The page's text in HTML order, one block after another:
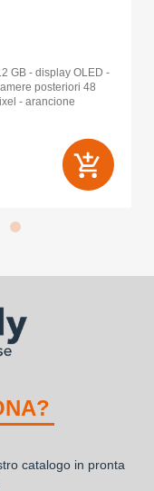
GB - display OLED -
posteriori 48
- arancione
catalogo in pronta